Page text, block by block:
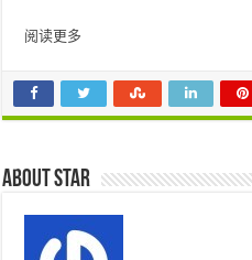
阅读更多
About star